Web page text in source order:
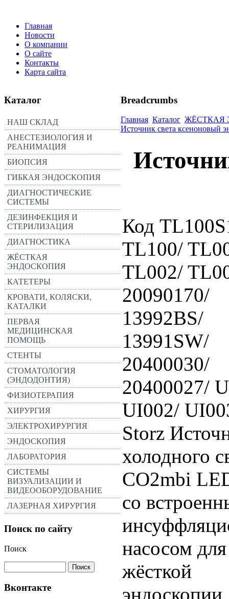
Главная
Новости
О компании
О сайте
Контакты
Карта сайта
Каталог
НАШ СКЛАД
АНЕСТЕЗИОЛОГИЯ И
РЕАНИМАЦИЯ
БИОПСИЯ
ГИБКАЯ ЭНДОСКОПИЯ
ДИАГНОСТИЧЕСКИЕ
СИСТЕМЫ
ДЕЗИНФЕКЦИЯ И
СТЕРИЛИЗАЦИЯ
ДИАГНОСТИКА
ЖЁСТКАЯ
ЭНДОСКОПИЯ
КАТЕТЕРЫ
КРОВАТИ, КОЛЯСКИ,
КАТАЛКИ
ПЕРВАЯ
МЕДИЦИНСКАЯ
ПОМОЩЬ
СТЕНТЫ
СТОМАТОЛОГИЯ
(ЭНДОДОНТИЯ)
ФИЗИОТЕРАПИЯ
ХИРУРГИЯ
ЭЛЕКТРОХИРУРГИЯ
ЭНДОСКОПИЯ
ЛАБОРАТОРИЯ
СИСТЕМЫ
ВИЗУАЛИЗАЦИИ И
ВИДЕООБОРУДОВАНИЕ
ЛАЗЕРНАЯ ХИРУРГИЯ
Поиск по сайту
Поиск
Вконтакте
Breadcrumbs
Главная Каталог ЖЁСТКАЯ
Источник света ксеноновый
Код
TL100/
TL002/
20090170/
13992BS/
13991SW/
20400030/
20400027/
UI002/
Storz
холодного
CO2mbi
со
насосом для
жёсткой
эндоскопии